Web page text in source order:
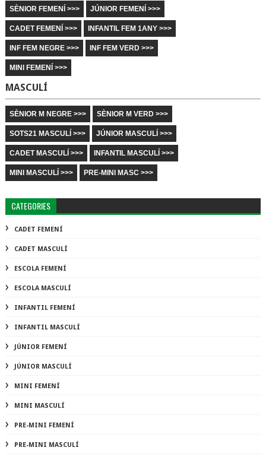
SÈNIOR FEMENÍ >>> JÚNIOR FEMENÍ >>>
CADET FEMENÍ >>> INFANTIL FEM 1ANY >>>
INF FEM NEGRE >>> INF FEM VERD >>>
MINI FEMENÍ >>>
MASCULÍ
SÈNIOR M NEGRE >>> SÈNIOR M VERD >>>
SOTS21 MASCULÍ >>> JÚNIOR MASCULÍ >>>
CADET MASCULÍ >>> INFANTIL MASCULÍ >>>
MINI MASCULÍ >>> PRE-MINI MASC >>>
CATEGORIES
CADET FEMENÍ
CADET MASCULÍ
ESCOLA FEMENÍ
ESCOLA MASCULÍ
INFANTIL FEMENÍ
INFANTIL MASCULÍ
JÚNIOR FEMENÍ
JÚNIOR MASCULÍ
MINI FEMENÍ
MINI MASCULÍ
PRE-MINI FEMENÍ
PRE-MINI MASCULÍ